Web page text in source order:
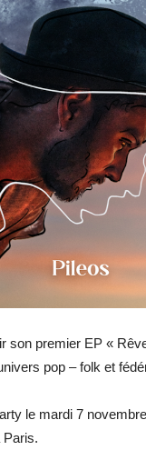
son premier EP «
pop – folk et
le mardi 7
Paris.